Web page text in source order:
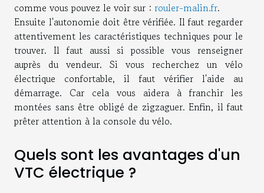
comme vous pouvez le voir sur : rouler-malin.fr.
Ensuite l'autonomie doit être vérifiée. Il faut regarder
attentivement les caractéristiques techniques pour le
trouver. Il faut aussi si possible vous renseigner
auprès du vendeur. Si vous recherchez un vélo
électrique confortable, il faut vérifier l'aide au
démarrage. Car cela vous aidera à franchir les
montées sans être obligé de zigzaguer. Enfin, il faut
prêter attention à la console du vélo.
Quels sont les avantages d'un
VTC électrique ?